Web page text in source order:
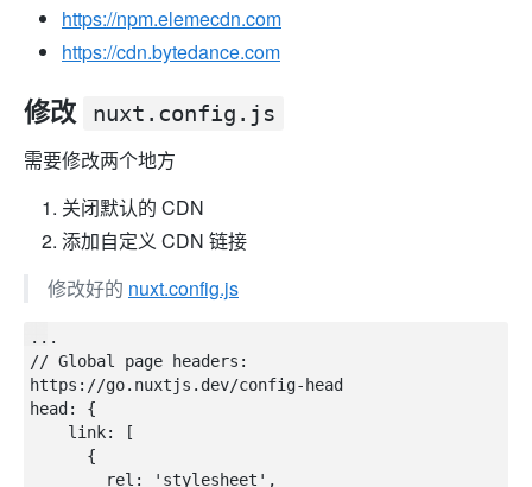
https://npm.elemecdn.com
https://cdn.bytedance.com
修改 nuxt.config.js
需要修改两个地方
关闭默认的 CDN
添加自定义 CDN 链接
修改好的 nuxt.config.js
...
// Global page headers:
https://go.nuxtjs.dev/config-head
head: {